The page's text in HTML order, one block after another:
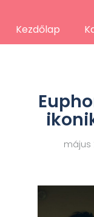
Kezdőlap
május